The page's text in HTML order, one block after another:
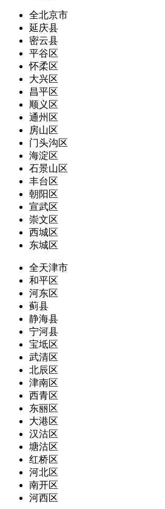
全北京市
延庆县
密云县
平谷区
怀柔区
大兴区
昌平区
顺义区
通州区
房山区
门头沟区
海淀区
石景山区
丰台区
朝阳区
宣武区
崇文区
西城区
东城区
全天津市
和平区
河东区
蓟县
静海县
宁河县
宝坻区
武清区
北辰区
津南区
西青区
东丽区
大港区
汉沽区
塘沽区
红桥区
河北区
南开区
河西区